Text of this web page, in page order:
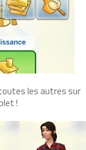
les autres sur
!